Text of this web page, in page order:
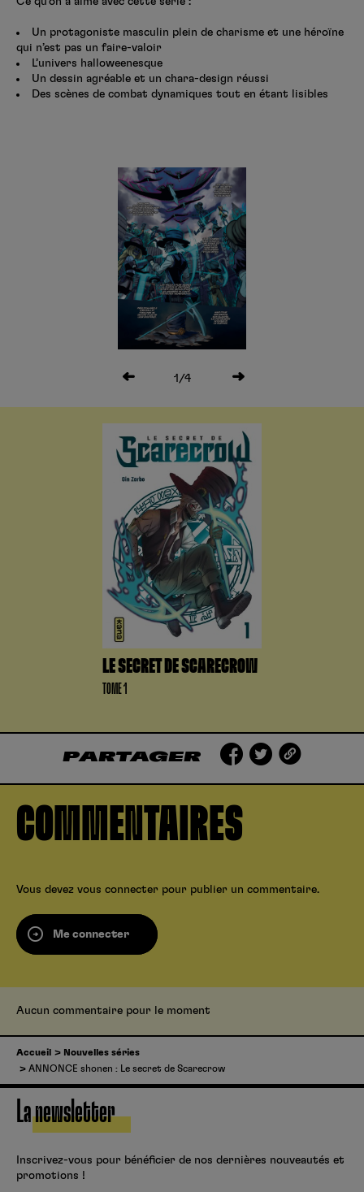
Un protagoniste masculin plein de charisme et une héroïne
qui n’est pas un faire-valoir
L’univers halloweenesque
Un dessin agréable et un chara-design réussi
Des scènes de combat dynamiques tout en étant lisibles
1 /4
LE SECRET DE SCARECROW
TOME 1
PARTAGER
COMMENTAIRES
Vous devez vous connecter pour publier un commentaire.
Me connecter
Aucun commentaire pour le moment
Accueil
Nouvelles séries
ANNONCE shonen : Le secret de Scarecrow
La newsletter
Inscrivez-vous pour bénéficier de nos dernières nouveautés et
promotions !